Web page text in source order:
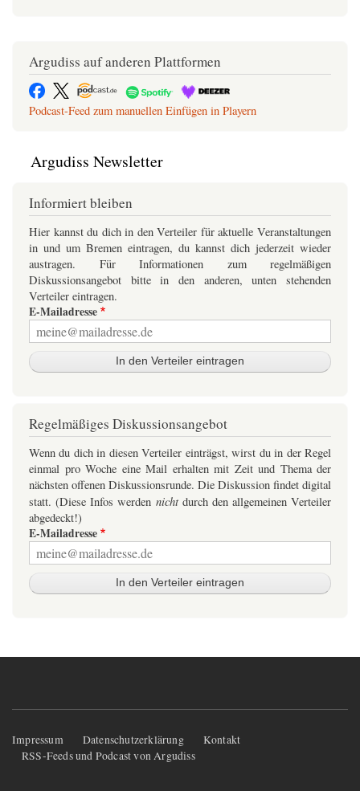
zum marktwirtschaftlichen Erfahrungsschatz. Zumindest nicht
mit der eigenen Arbeit eigenen Reichtum.
Deutschland bzw. Österreich und seine Migration
Migration wardas Thema des jüngsten Wahlkampfes. Und
Argudiss auf anderen Plattformen
Podcast-Feed zum manuellen Einfügen in Playern
Argudiss Newsletter
Informiert bleiben
Hier kannst du dich in den Verteiler für aktuelle Veranstaltungen
in und um Bremen eintragen, du kannst dich jederzeit wieder
austragen. Für Informationen zum regelmäßigen
Diskussionsangebot bitte in den anderen, unten stehenden
Verteiler eintragen.
E-Mailadresse
Regelmäßiges Diskussionsangebot
Wenn du dich in diesen Verteiler einträgst, wirst du in der Regel
einmal pro Woche eine Mail erhalten mit Zeit und Thema der
nächsten offenen Diskussionsrunde. Die Diskussion findet digital
statt. (Diese Infos werden nichtdurch den allgemeinen Verteiler
abgedeckt!)
E-Mailadresse
Fußzeilenmenü
Impressum Datenschutzerklärung
Kontakt
RSS-Feeds und Podcast von Argudiss